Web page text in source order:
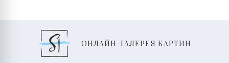
ОНЛАЙН-ГАЛЕРЕЯ КАРТИН